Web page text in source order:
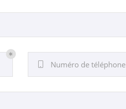
Numéro de téléphone